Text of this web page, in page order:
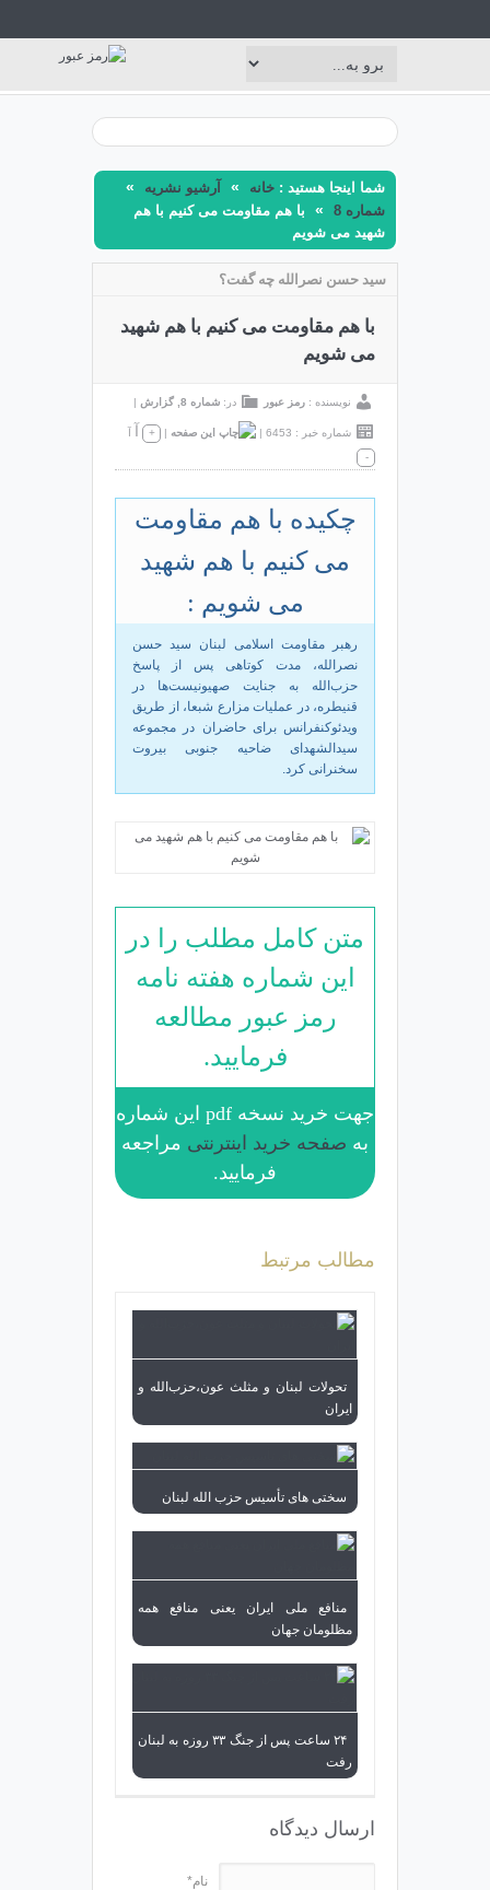
شما اینجا هستید : خانه » آرشیو نشریه »
شماره 8 »
با هم مقاومت می کنیم با هم
شهید می شویم
سید حسن نصرالله چه گفت؟
با هم مقاومت می کنیم با هم شهید
می شویم
نویسنده : رمز عبور در: شماره 8 گزارش |
شماره خبر : 6453 |
|
+ آ آ
-
چکیده با هم مقاومت
می کنیم با هم شهید
می شویم :
رهبر مقاومت اسلامی لبنان سید حسن
نصرالله، مدت کوتاهی پس از پاسخ
حزب‌الله به جنایت صهیونیست‌ها در
قنیطره، در عملیات مزارع شبعا، از طریق
ویدئوکنفرانس برای حاضران در مجموعه‌
سیدالشهدای ضاحیه‌ جنوبی بیروت
سخنرانی کرد.
متن کامل مطلب را در
این شماره هفته نامه
رمز عبور مطالعه
فرمایید.
جهت خرید نسخه pdf این شماره
به صفحه خرید اینترنتی مراجعه
فرمایید.
مطالب مرتبط
تحولات لبنان و مثلث عون،حزب‌الله و
ایران
سختی های تأسیس حزب الله لبنان
منافع ملی ایران یعنی منافع همه
مظلومان جهان
۲۴ ساعت پس از جنگ ۳۳ روزه به لبنان
رفت
ارسال دیدگاه
نام*